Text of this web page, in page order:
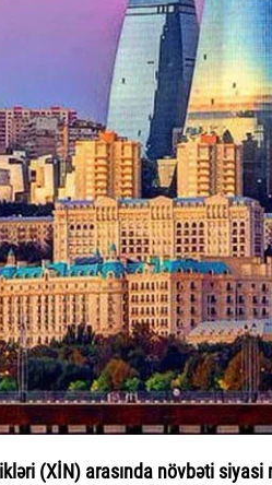
(XİN) arasında növbəti siyasi